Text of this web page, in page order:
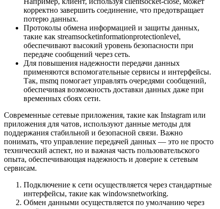
корректно завершить соединение, что предотвращает
потерю данных.
Протоколы обмена информацией и защиты данных,
такие как streamsocketinformationprotectionlevel,
обеспечивают высокий уровень безопасности при
передаче сообщений через сеть.
Для повышения надежности передачи данных
применяются вспомогательные сервисы и интерфейсы.
Так, msmq помогает управлять очередями сообщений,
обеспечивая возможность доставки данных даже при
временных сбоях сети.
Современные сетевые приложения, такие как Instagram или
приложения для чатов, используют данные методы для
поддержания стабильной и безопасной связи. Важно
понимать, что управление передачей данных — это не просто
технический аспект, но и важная часть пользовательского
опыта, обеспечивающая надежность и доверие к сетевым
сервисам.
Подключение к сети осуществляется через стандартные
интерфейсы, такие как windowsnetworking.
Обмен данными осуществляется по умолчанию через